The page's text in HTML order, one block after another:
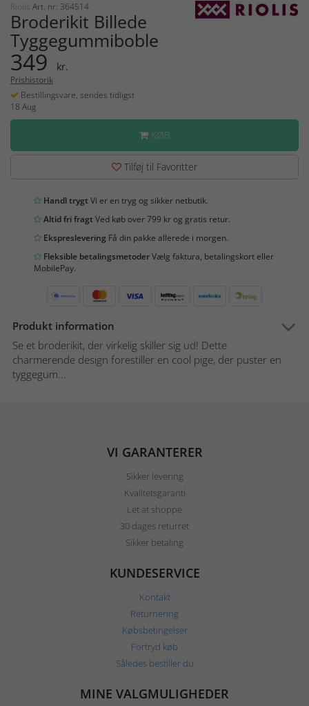
Riolis Art. nr: 364514
Broderikit Billede
Tyggegummiboble
349 kr.
Prishistorik
Bestillingsvare, sendes tidligst
18 Aug
KØB
Tilføj til Favoritter
Handl trygtVi er en tryg og sikker netbutik.
Altid fri fragtVed køb over 799 kr og gratis retur.
Ekspreslevering Få din pakke allerede i morgen.
Fleksible betalingsmetoderVælg faktura, betalingskort eller
MobilePay.
Produkt information
Se et broderikit, der virkelig skiller sig ud! Dette
charmerende design forestiller en cool pige, der puster en
tyggegum...
VI GARANTERER
Sikker levering
Kvalitetsgaranti
Let at shoppe
30 dages returret
Sikker betaling
KUNDESERVICE
Kontakt
Returnering
Købsbetingelser
Fortryd køb
Således bestiller du
MINE VALGMULIGHEDER